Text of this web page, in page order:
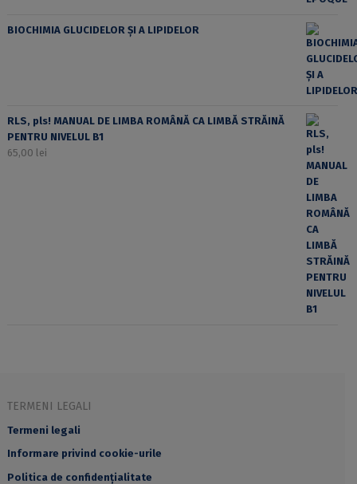
BIOCHIMIA GLUCIDELOR ȘI A LIPIDELOR
RLS, pls! MANUAL DE LIMBA ROMÂNĂ CA LIMBĂ STRĂINĂ
PENTRU NIVELUL B1
65,00 lei
TERMENI LEGALI
Termeni legali
Informare privind cookie-urile
Politica de confidențialitate